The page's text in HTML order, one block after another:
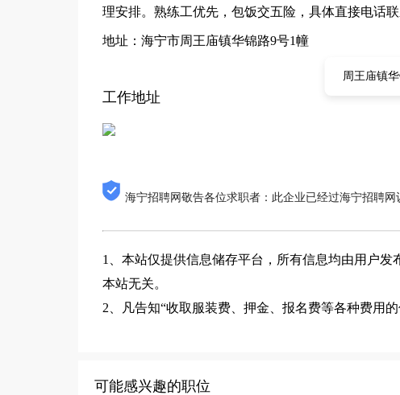
理安排。熟练工优先，包饭交五险，具体直接电话
地址：海宁市周王庙镇华锦路9号1幢
工作地址
周王庙镇
海宁招聘网敬告各位求职者：此企业已经过海宁招聘网
1、本站仅提供信息储存平台，所有信息均由用户
本站无关。
2、凡告知“收取服装费、押金、报名费等各种费用
可能感兴趣的职位